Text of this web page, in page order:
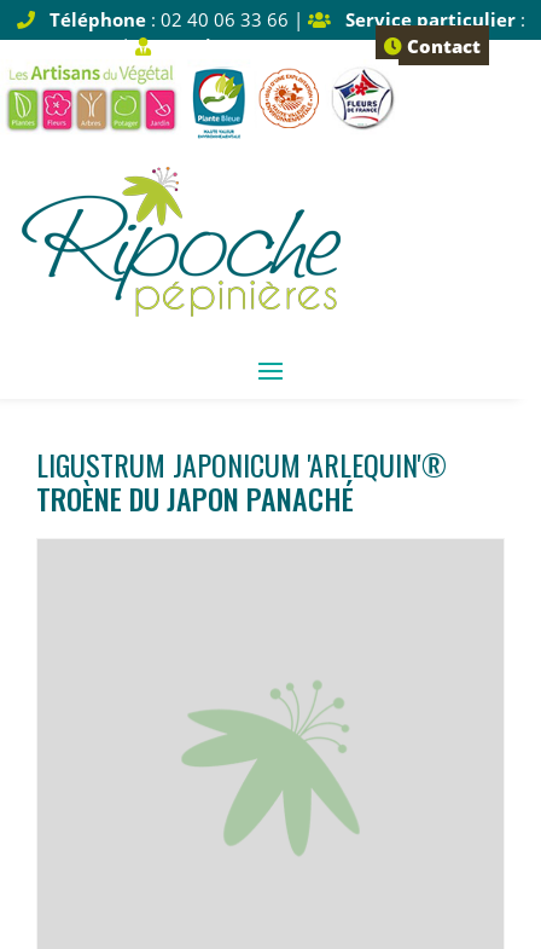
Téléphone: 02 40 06 33 66 | Service particulier:
Tapez 1 |
Service pro: Tapez 2 Contact
LIGUSTRUM JAPONICUM 'ARLEQUIN'®
TROÈNE DU JAPON PANACHÉ